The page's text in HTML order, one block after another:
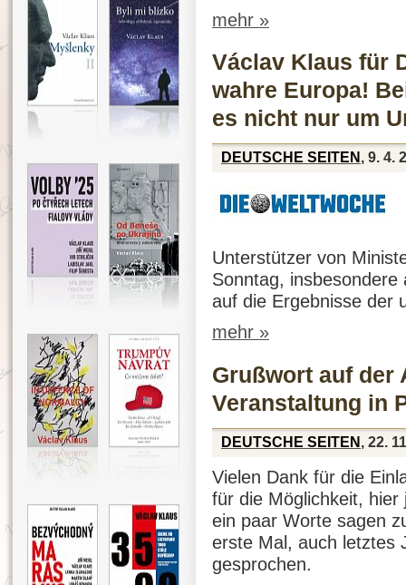
mehr »
Václav Klaus für
wahre Europa!
es nicht nur um
DEUTSCHE SEITEN , 9. 4.
Unterstützer von
Sonntag,
auf die Ergebnisse der
mehr »
Grußwort auf der
Veranstaltung in
DEUTSCHE SEITEN , 22.
Vielen Dank für die
für die Möglichkeit,
ein paar Worte sagen
erste Mal, auch letztes
gesprochen.